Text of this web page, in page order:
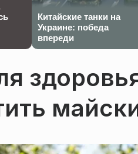
Китайские танки на
Украине: победа
впереди